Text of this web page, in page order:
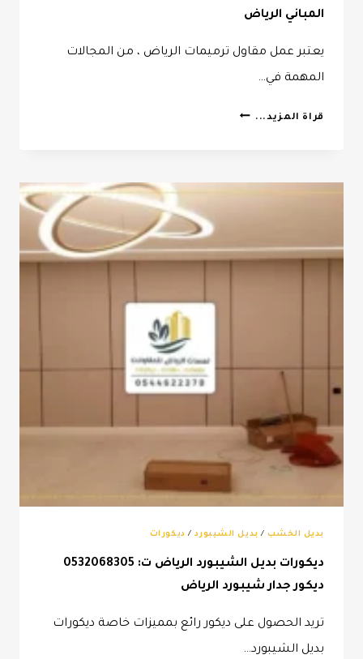
المباني الرياض
يعتبر عمل مقاول ترميمات الرياض ، من المجالات
المهمة في…
قراة المزيد... مقاول
بديل الخشب/ بديل الشيبورد/ ديكورات
ديكورات بديل الشيبورد الرياض ت: 0532068305
ديكور جدار شيبورد الرياض
تريد الحصول على ديكور رائع بمميزات خاصة ديكورات
بديل الشيبورد…